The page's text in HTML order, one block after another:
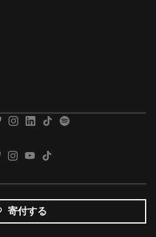
寄付する